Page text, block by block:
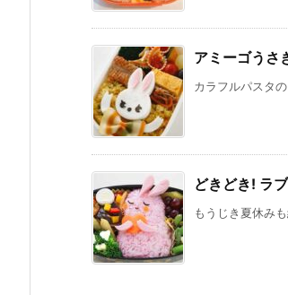
アミーゴうさ
カラフルパスタ
どきどき! ラ
もうじき夏休み